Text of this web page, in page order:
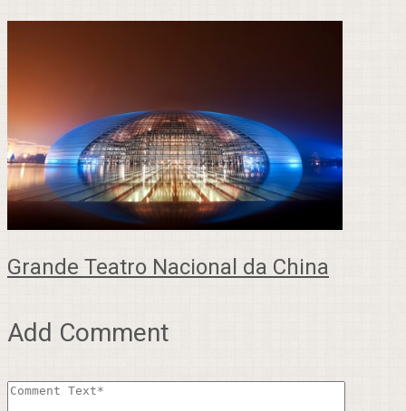
Grande Teatro Nacional da China
Add Comment